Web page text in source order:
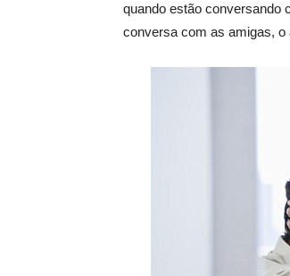
quando estão conversando
conversa com as amigas, o